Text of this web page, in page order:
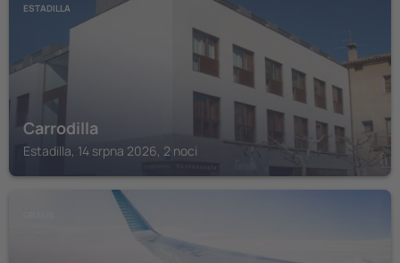
ESTADILLA
Carrodilla
Estadilla, 14 srpna 2026, 2 noci